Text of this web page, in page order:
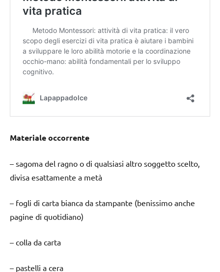
Materiale occorrente
– sagoma del ragno o di qualsiasi altro soggetto scelto,
divisa esattamente a metà
– fogli di carta bianca da stampante (benissimo anche
pagine di quotidiano)
– colla da carta
– pastelli a cera